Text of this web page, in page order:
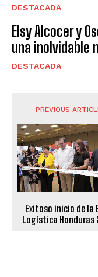
DESTACADA
Elsy Alcocer y
una inolvidable
DESTACADA
PREVIOUS
Exitoso inicio de la
Logística Honduras